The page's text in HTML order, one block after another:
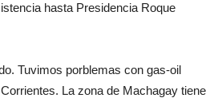
hasta Presidencia Roque
Tuvimos porblemas con gas-oil
La zona de Machagay tiene